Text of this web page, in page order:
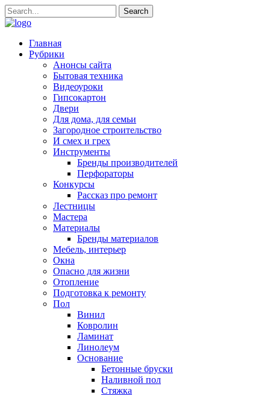
Главная
Рубрики
Анонсы сайта
Бытовая техника
Видеоуроки
Гипсокартон
Двери
Для дома, для семьи
Загородное строительство
И смех и грех
Инструменты
Бренды производителей
Перфораторы
Конкурсы
Рассказ про ремонт
Лестницы
Мастера
Материалы
Бренды материалов
Мебель, интерьер
Окна
Опасно для жизни
Отопление
Подготовка к ремонту
Пол
Винил
Ковролин
Ламинат
Линолеум
Основание
Бетонные бруски
Наливной пол
Стяжка